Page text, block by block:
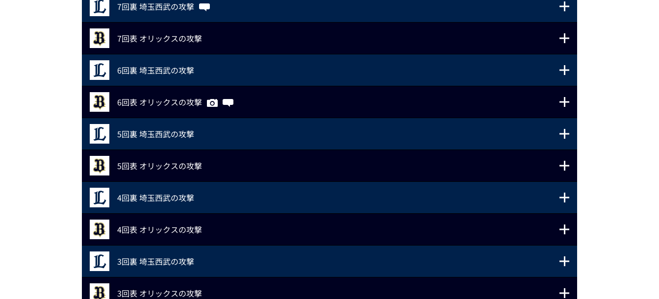
7回裏 埼玉西武の攻撃
7回表 オリックスの攻撃
6回裏 埼玉西武の攻撃
6回表 オリックスの攻撃
5回裏 埼玉西武の攻撃
5回表 オリックスの攻撃
4回裏 埼玉西武の攻撃
4回表 オリックスの攻撃
3回裏 埼玉西武の攻撃
3回表 オリックスの攻撃